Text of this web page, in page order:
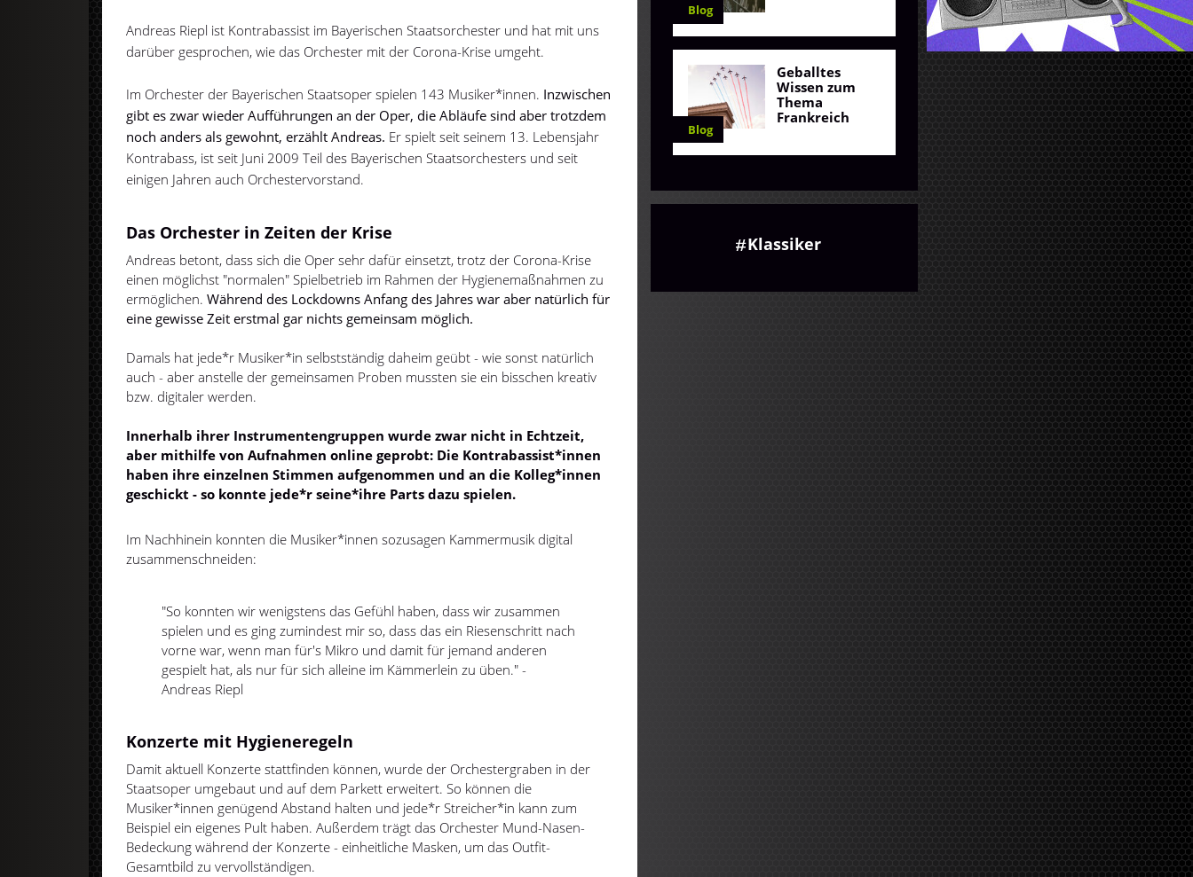
Andreas Riepl ist Kontrabassist im Bayerischen Staatsorchester und hat mit uns
darüber gesprochen, wie das Orchester mit der Corona-Krise umgeht.
Im Orchester der Bayerischen Staatsoper spielen 143 Musiker*innen. Inzwischen
gibt es zwar wieder Aufführungen an der Oper, die Abläufe sind aber trotzdem
noch anders als gewohnt, erzählt Andreas. Er spielt seit seinem 13. Lebensjahr
Kontrabass, ist seit Juni 2009 Teil des Bayerischen Staatsorchesters und seit
einigen Jahren auch Orchestervorstand.
Das Orchester in Zeiten der Krise
Andreas betont, dass sich die Oper sehr dafür einsetzt, trotz der Corona-Krise
einen möglichst "normalen" Spielbetrieb im Rahmen der Hygienemaßnahmen zu
ermöglichen.Während des Lockdowns Anfang des Jahres war aber natürlich für
eine gewisse Zeit erstmal gar nichts gemeinsam möglich.
Damals hat jede*r Musiker*in selbstständig daheim geübt - wie sonst natürlich
auch - aber anstelle der gemeinsamen Proben mussten sie ein bisschen kreativ
bzw. digitaler werden.
Innerhalb ihrer Instrumentengruppen wurde zwar nicht in Echtzeit,
aber mithilfe von Aufnahmen online geprobt: Die Kontrabassist*innen
haben ihre einzelnen Stimmen aufgenommen und an die Kolleg*innen
geschickt - so konnte jede*r seine*ihre Parts dazu spielen.
Im Nachhinein konnten die Musiker*innen sozusagen Kammermusik digital
zusammenschneiden:
"So konnten wir wenigstens das Gefühl haben, dass wir zusammen
spielen und es ging zumindest mir so, dass das ein Riesenschritt nach
vorne war, wenn man für's Mikro und damit für jemand anderen
gespielt hat, als nur für sich alleine im Kämmerlein zu üben." -
Andreas Riepl
Konzerte mit Hygieneregeln
Damit aktuell Konzerte stattfinden können, wurde der Orchestergraben in der
Staatsoper umgebaut und auf dem Parkett erweitert. So können die
Musiker*innen genügend Abstand halten und jede*r Streicher*in kann zum
Beispiel ein eigenes Pult haben. Außerdem trägt das Orchester Mund-Nasen-
Bedeckung während der Konzerte - einheitliche Masken, um das Outfit-
Gesamtbild zu vervollständigen.
Blog
Blog
Geballtes
Wissen zum
Thema
Frankreich
Klassiker